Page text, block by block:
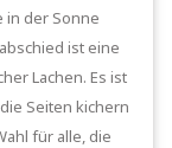
in der Sonne
ist eine
Lachen. Es ist
Seiten kichern
für alle, die